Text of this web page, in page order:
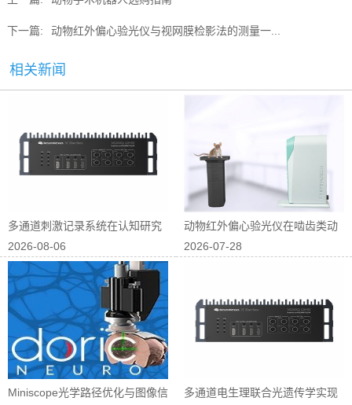
下一篇: 动物红外偏心验光仪与视网膜检影法的测量一...
相关新闻
多通道刺激记录系统在认知研究
中的应用
2026-08-06
动物红外偏心验光仪在啮齿类动
物屈光研究中...
2026-07-28
Miniscope光学路径优化与图像信 多通道电生理联合光遗传学实现